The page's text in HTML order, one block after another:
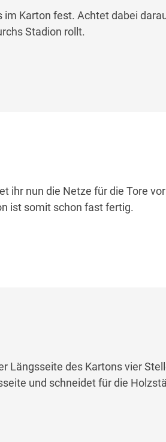
im Karton fest. Achtet dabei
Stadion rollt.
ihr nun die Netze für die Tore
ist somit schon fast fertig.
Längsseite des Kartons vier
und schneidet für die